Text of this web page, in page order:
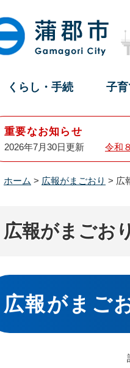
くらし・手続 子
重要なお知らせ
2026年7月30日更新 令和
ホーム > 広報がまごおり > 広
広報がまごおり
広報がまご